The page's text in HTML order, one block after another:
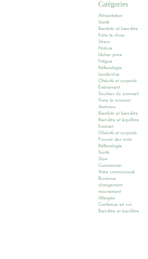
Catégories
Alimentation
Santé
Bienfaits et bien-être
Faire le choix
Stress
Nature
Lâcher prise
Fatigue
Réflexologie
Leadership
Obésité et surpoids
Événement
Troubles du sommeil
Vivre le moment
Animaux
Bienfaits et bien-être
Bien-être et équilibre
Examen
Obésité et surpoids
Pouvoir des mots
Réflexologie
Santé
Slow
Commencer
Votre communauté
Bruxisme
changement
mouvement
Allergies
Confiance en soi
Bien-être et équilibre